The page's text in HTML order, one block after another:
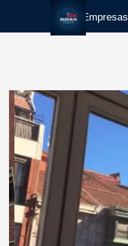
Guía Empresas